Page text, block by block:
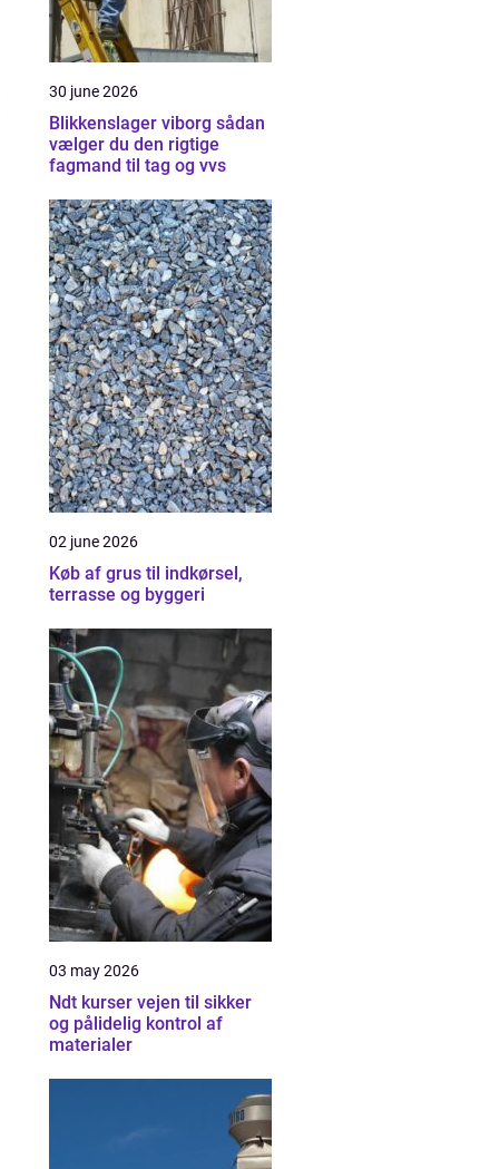
30 june 2026
Blikkenslager viborg sådan
vælger du den rigtige
fagmand til tag og vvs
02 june 2026
Køb af grus til indkørsel,
terrasse og byggeri
03 may 2026
Ndt kurser vejen til sikker
og pålidelig kontrol af
materialer